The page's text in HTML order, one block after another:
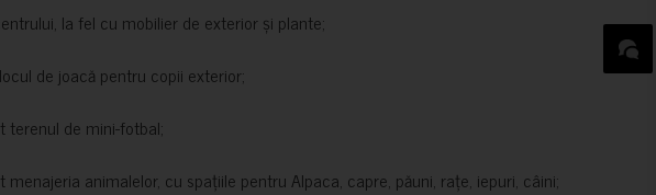
la fel cu mobilier de exterior și plante;
de joacă pentru copii exterior;
terenul de mini-fotbal;
animalelor, cu spațiile pentru Alpaca, capre, păuni, rațe, iepuri, câini;